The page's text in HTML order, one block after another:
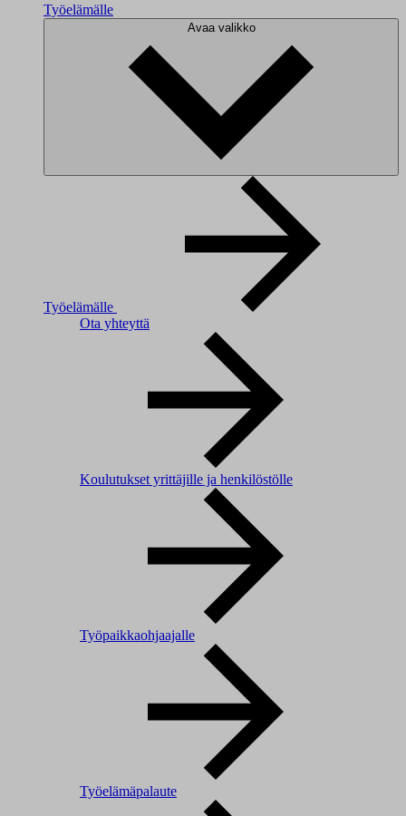
Työelämälle
Avaa valikko
Työelämälle
Ota yhteyttä
Koulutukset yrittäjille ja henkilöstölle
Työpaikkaohjaajalle
Työelämäpalaute